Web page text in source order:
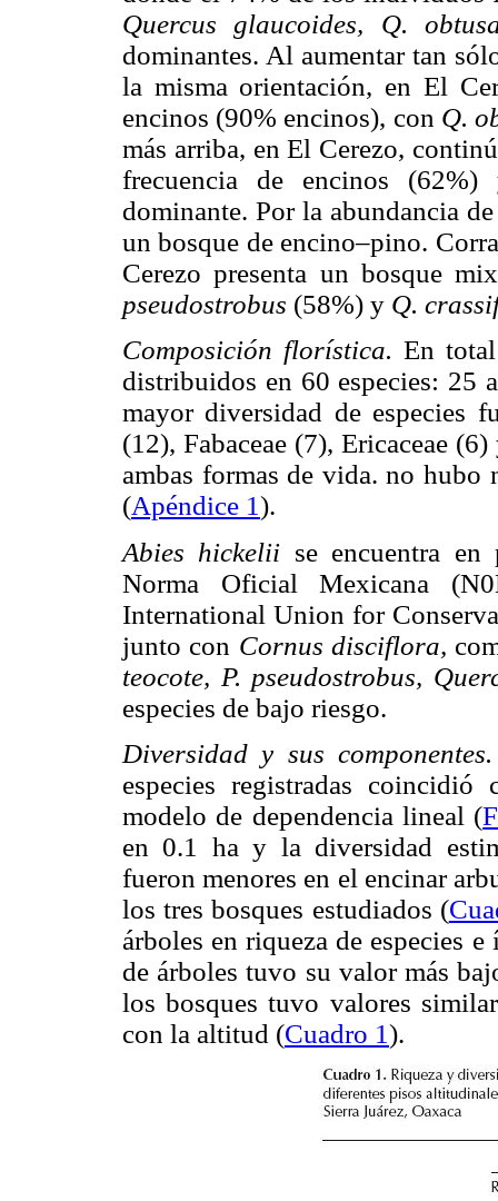
Quercus glaucoides, Q.
dominantes. Al aumentar tan
la misma orientación, en El
encinos (90% encinos), con Q.
más arriba, en El Cerezo,
frecuencia de encinos
dominante. Por la abundancia
un bosque de encino–pino.
Cerezo presenta un bosque
pseudostrobus (58%) y Q.
Composición florística. En
distribuidos en 60 especies: 25
mayor diversidad de especies
(12), Fabaceae (7), Ericaceae
ambas formas de vida. no hubo
(Apéndice 1).
Abies hickelii se encuentra
Norma Oficial Mexicana
International Union for
junto con Cornus disciflora,
teocote, P. pseudostrobus,
especies de bajo riesgo.
Diversidad y sus
especies registradas
modelo de dependencia lineal (
en 0.1 ha y la diversidad
fueron menores en el encinar
los tres bosques estudiados (
árboles en riqueza de especies
de árboles tuvo su valor más
los bosques tuvo valores
con la altitud (Cuadro 1).